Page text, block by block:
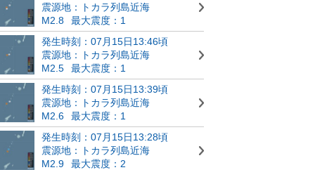
震源地：トカラ列島近海
M2.8
最大震度：1
発生時刻：07月15日13:46頃
震源地：トカラ列島近海
M2.5
最大震度：1
発生時刻：07月15日13:39頃
震源地：トカラ列島近海
M2.6
最大震度：1
発生時刻：07月15日13:28頃
震源地：トカラ列島近海
M2.9
最大震度：2